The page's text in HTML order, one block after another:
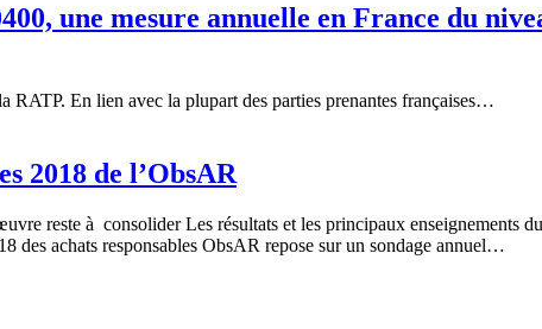
une mesure annuelle en France du
RATP. En lien avec la plupart des parties prenantes françaises…
2018 de l’ObsAR
reste à consolider Les résultats et les principaux enseignements
des achats responsables ObsAR repose sur un sondage annuel…